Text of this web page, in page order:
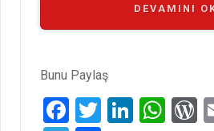
DEVAMINI
Bunu Paylaş
F
T
Li
W